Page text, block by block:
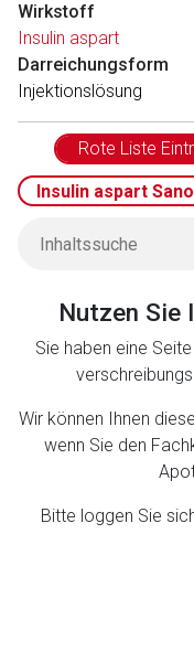
Wirkstoff
Insulin aspart
Darreichungsform
Injektionslösung
Rote Liste
Insulin aspart
Nutzen Sie
Sie haben eine
Wir können Ihnen
wenn Sie den
Bitte loggen Sie
Aufruf einer
Der von Ihnen
Seite. Für die Inhalte
Betreiber